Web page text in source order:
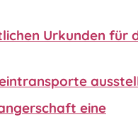
Urkunden für
eine